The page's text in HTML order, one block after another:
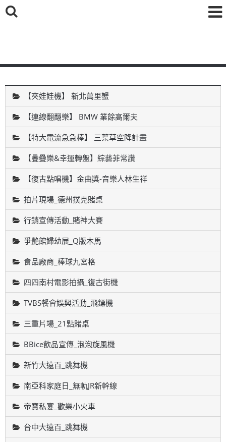
【夾娃娃機】 新北萬里蟹
【連線翻翻樂】 BMW 業餘高爾夫
【特大電流急急棒】 三葉草空降計畫
【疊疊樂&幸運轉盤】綜藝菲常讚
【復古點唱機】金曲獎-音樂人林生祥
拍片現場_德州撲克賭桌
行銷宣傳活動_賭神大賽
爭艷館婦幼展_Q版木馬
食品廠商_棒球九宮格
四四南村電影拍攝_復古街機
TVBS餐會娛興活動_飛鏢機
三重片場_21點賭桌
BBice飲品宣傳_泡泡旋風機
新竹大遠百_跳舞機
南亞科家庭日_無軌JR新幹線
帝寶私宴_歡樂小火車
台中大遠百_跳舞機